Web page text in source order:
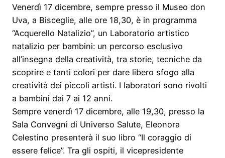
Venerdì 17 dicembre, sempre presso il Museo don
Uva, a Bisceglie, alle ore 18,30, è in programma
“Acquerello Natalizio”, un Laboratorio artistico
natalizio per bambini: un percorso esclusivo
all’insegna della creatività, tra storie, tecniche da
scoprire e tanti colori per dare libero sfogo alla
creatività dei piccoli artisti. I laboratori sono rivolti
a bambini dai 7 ai 12 anni.
Sempre venerdì 17 dicembre, alle 19,30, presso la
Sala Convegni di Universo Salute, Eleonora
Celestino presenterà il suo libro “Il coraggio di
essere felice”. Tra gli ospiti, il vicepresidente